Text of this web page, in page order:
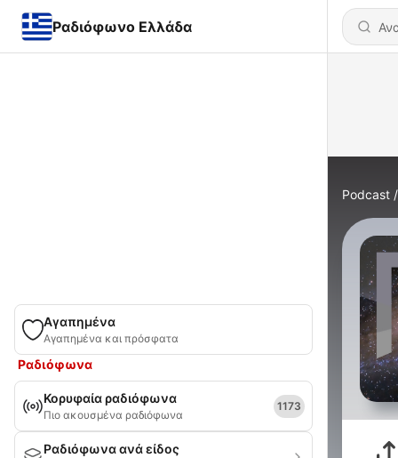
Ραδιόφωνο Ελλάδα
Αγαπημένα
Αγαπημένα και πρόσφατα
Ραδιόφωνα
Κορυφαία ραδιόφωνα
Πιο ακουσμένα ραδιόφωνα
1173
Ραδιόφωνα ανά είδος
Podcast